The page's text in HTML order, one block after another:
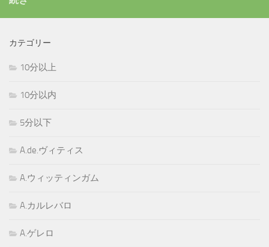
カテゴリー
10分以上
10分以内
5分以下
A.de.ヴィティス
A.ウィッティンガム
A.カルレバロ
A.ゲレロ